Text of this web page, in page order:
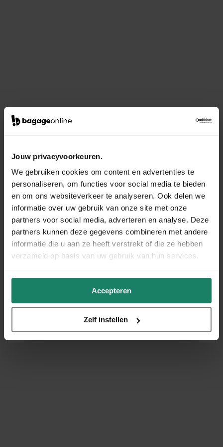
Jouw privacyvoorkeuren.
We gebruiken cookies om content en advertenties te
personaliseren, om functies voor social media te bieden
en om ons websiteverkeer te analyseren. Ook delen we
informatie over uw gebruik van onze site met onze
partners voor social media, adverteren en analyse. Deze
partners kunnen deze gegevens combineren met andere
informatie die u aan ze heeft verstrekt of die ze hebben
verzameld op basis van uw gebruik van hun services.
Accepteren
Zelf instellen